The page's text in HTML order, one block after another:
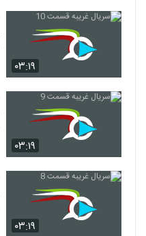
۰۳:۱۹
۰۳:۱۹
۰۳:۱۹